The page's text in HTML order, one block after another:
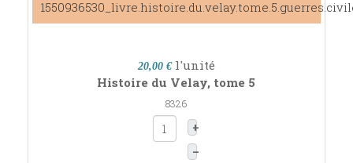
20,00 € l'unité
Histoire du Velay, tome 5
8326
+
–